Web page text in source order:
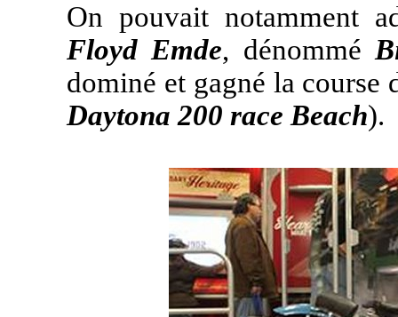
On pouvait notamment
Floyd Emde, dénommé
dominé et gagné la course
Daytona 200 race Beach).